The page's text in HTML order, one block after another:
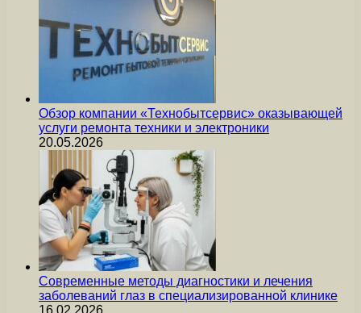
Обзор компании «Технобытсервис» оказывающей
услуги ремонта техники и электроники
20.05.2026
Современные методы диагностики и лечения
заболеваний глаз в специализированной клинике
16.02.2026